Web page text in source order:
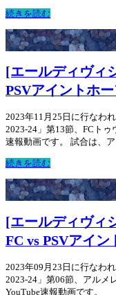
続きを読む
[エールディヴィ
PSVアイントホ
2023年11月25日に行なわ
2023-24」第13節、FCトゥ
速報動画です。 試合は、
続きを読む
[エールディヴィ
FC vs PSVアイン
2023年09月23日に行なわ
2023-24」第06節、アルメ
YouTube速報動画です。